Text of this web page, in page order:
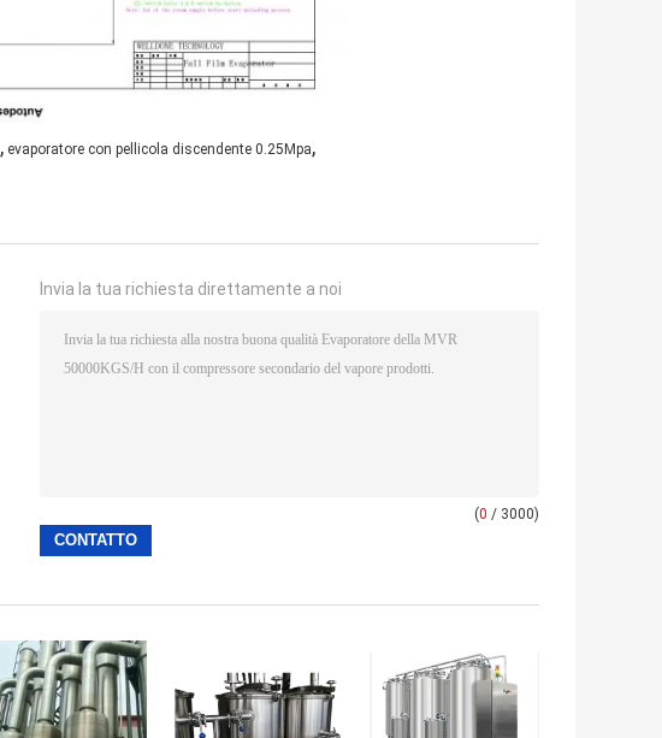
, evaporatore con pellicola discendente 0.25Mpa,
Invia la tua richiesta direttamente a noi
(0 / 3000)